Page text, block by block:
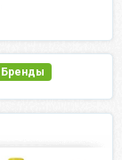
Бренды